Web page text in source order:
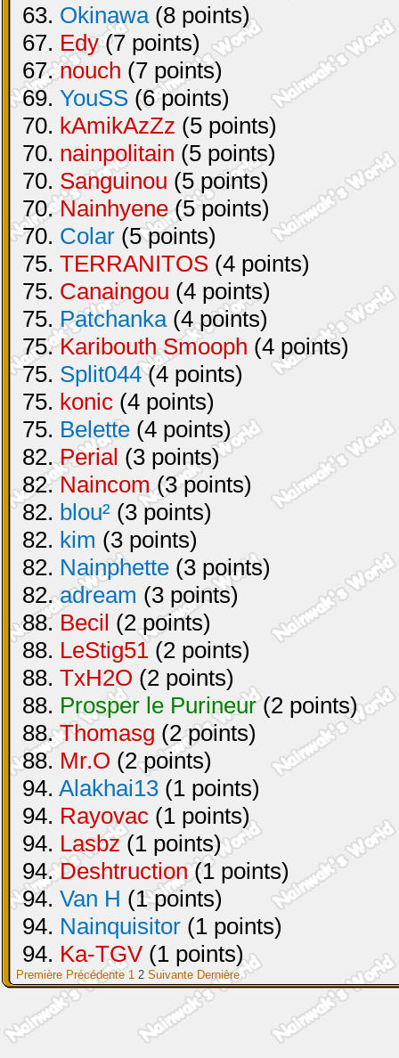
63. Okinawa(8 points)
67. Edy(7 points)
67.nouch (7 points)
69. YouSS (6 points)
70. kAmikAzZz (5 points)
70. nainpolitain (5 points)
70. Sanguinou (5 points)
70.Nainhyene(5 points)
70. Colar (5 points)
75. TERRANITOS (4 points)
75. Canaingou (4 points)
75. Patchanka(4 points)
75.Karibouth Smooph (4 points)
75. Split044(4 points)
75. konic (4 points)
75. Belette (4 points)
82.Perial (3 points)
82.Naincom(3 points)
82. blou² (3 points)
82. kim (3 points)
82. Nainphette (3 points)
82.adream (3 points)
88. Becil (2 points)
88. LeStig51 (2 points)
88. TxH2O (2 points)
88. Prosper le Purineur(2 points)
88.Thomasg (2 points)
88. Mr.O (2 points)
94. Alakhai13 (1 points)
94. Rayovac (1 points)
94. Lasbz(1 points)
94.Deshtruction(1 points)
94. Van H (1 points)
94. Nainquisitor (1 points)
94. Ka-TGV (1 points)
Première Précédente 1 2 Suivante Dernière